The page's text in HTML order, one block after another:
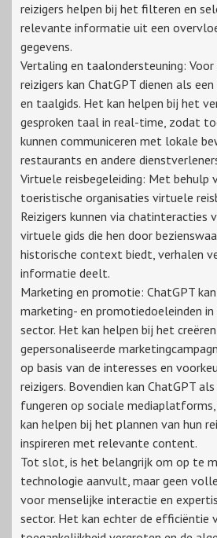
reizigers helpen bij het filteren en
relevante informatie uit een
gegevens.
Vertaling en taalondersteuning:
reizigers kan ChatGPT dienen als
en taalgids. Het kan helpen bij het
gesproken taal in real-time, zodat
kunnen communiceren met lokale
restaurants en andere
Virtuele reisbegeleiding: Met behulp
toeristische organisaties virtuele
Reizigers kunnen via chatinteracties
virtuele gids die hen door
historische context biedt, verhalen
informatie deelt.
Marketing en promotie: ChatGPT
marketing- en promotiedoeleinden
sector. Het kan helpen bij het
gepersonaliseerde
op basis van de interesses en
reizigers. Bovendien kan ChatGPT
fungeren op sociale
kan helpen bij het plannen van hun
inspireren met relevante content.
Tot slot, is het belangrijk om op te
technologie aanvult, maar geen
voor menselijke interactie en
sector. Het kan echter de efficiëntie